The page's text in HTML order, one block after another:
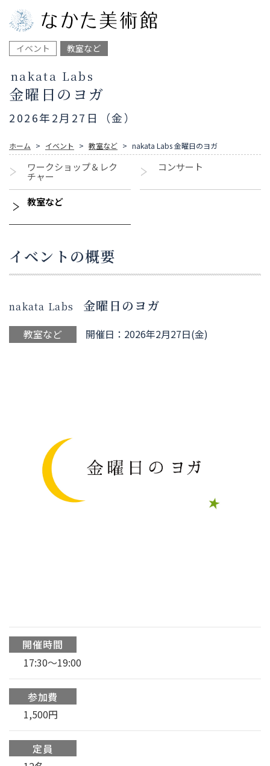
イベント 教室など
nakata Labs
金曜日のヨガ
2026年2月27日（金）
ホーム イベント 教室など nakata Labs 金曜日のヨガ
ワークショップ＆レク
チャー
コンサート
教室など
イベントの概要
nakata Labs 金曜日のヨガ
教室など 開催日：2026年2月27日(金)
開催時間
17:30〜19:00
参加費
1,500円
定員